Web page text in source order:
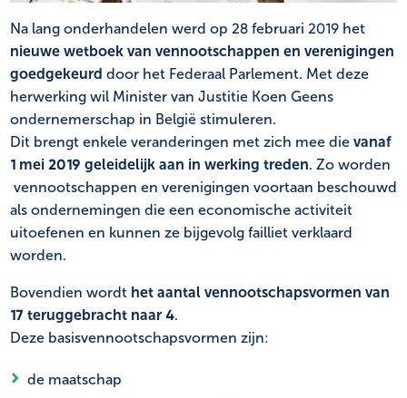
Na lang onderhandelen werd op 28 februari 2019 het
nieuwe wetboek van vennootschappen en verenigingen
goedgekeurd door het Federaal Parlement. Met deze
herwerking wil Minister van Justitie Koen Geens
ondernemerschap in België stimuleren.
Dit brengt enkele veranderingen met zich mee die vanaf
1 mei 2019 geleidelijk aan in werking treden. Zo worden
vennootschappen en verenigingen voortaan beschouwd
als ondernemingen die een economische activiteit
uitoefenen en kunnen ze bijgevolg failliet verklaard
worden.
Bovendien wordt het aantal vennootschapsvormen van
17 teruggebracht naar 4.
Deze basisvennootschapsvormen zijn:
de maatschap